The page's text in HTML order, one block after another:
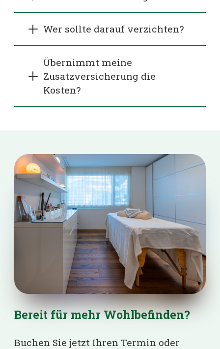
Wer sollte darauf verzichten?
Übernimmt meine
Zusatzversicherung die
Kosten?
Bereit für mehr Wohlbefinden?
Buchen Sie jetzt Ihren Termin oder